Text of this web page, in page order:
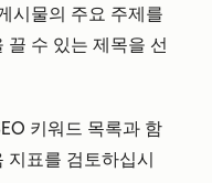
시물의 주요 주제를
끌 수 있는 제목을 선
키워드 목록과 함
지표를 검토하십시